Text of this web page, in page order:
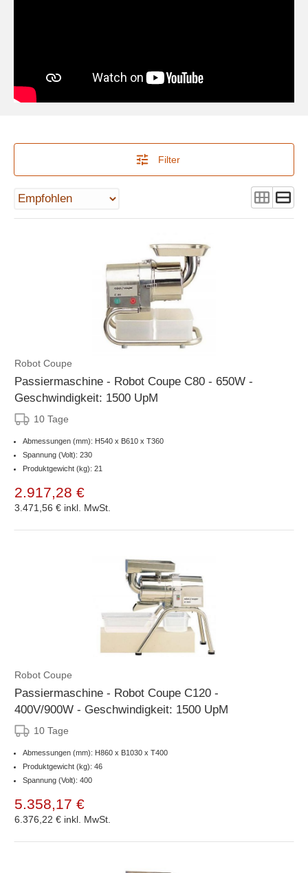
Filter
Robot Coupe
Passiermaschine - Robot Coupe C80 - 650W -
Geschwindigkeit: 1500 UpM
10 Tage
Abmessungen (mm): H540 x B610 x T360
Spannung (Volt): 230
Produktgewicht (kg): 21
2.917,28 €
3.471,56 € inkl. MwSt.
Robot Coupe
Passiermaschine - Robot Coupe C120 -
400V/900W - Geschwindigkeit: 1500 UpM
10 Tage
Abmessungen (mm): H860 x B1030 x T400
Produktgewicht (kg): 46
Spannung (Volt): 400
5.358,17 €
6.376,22 € inkl. MwSt.